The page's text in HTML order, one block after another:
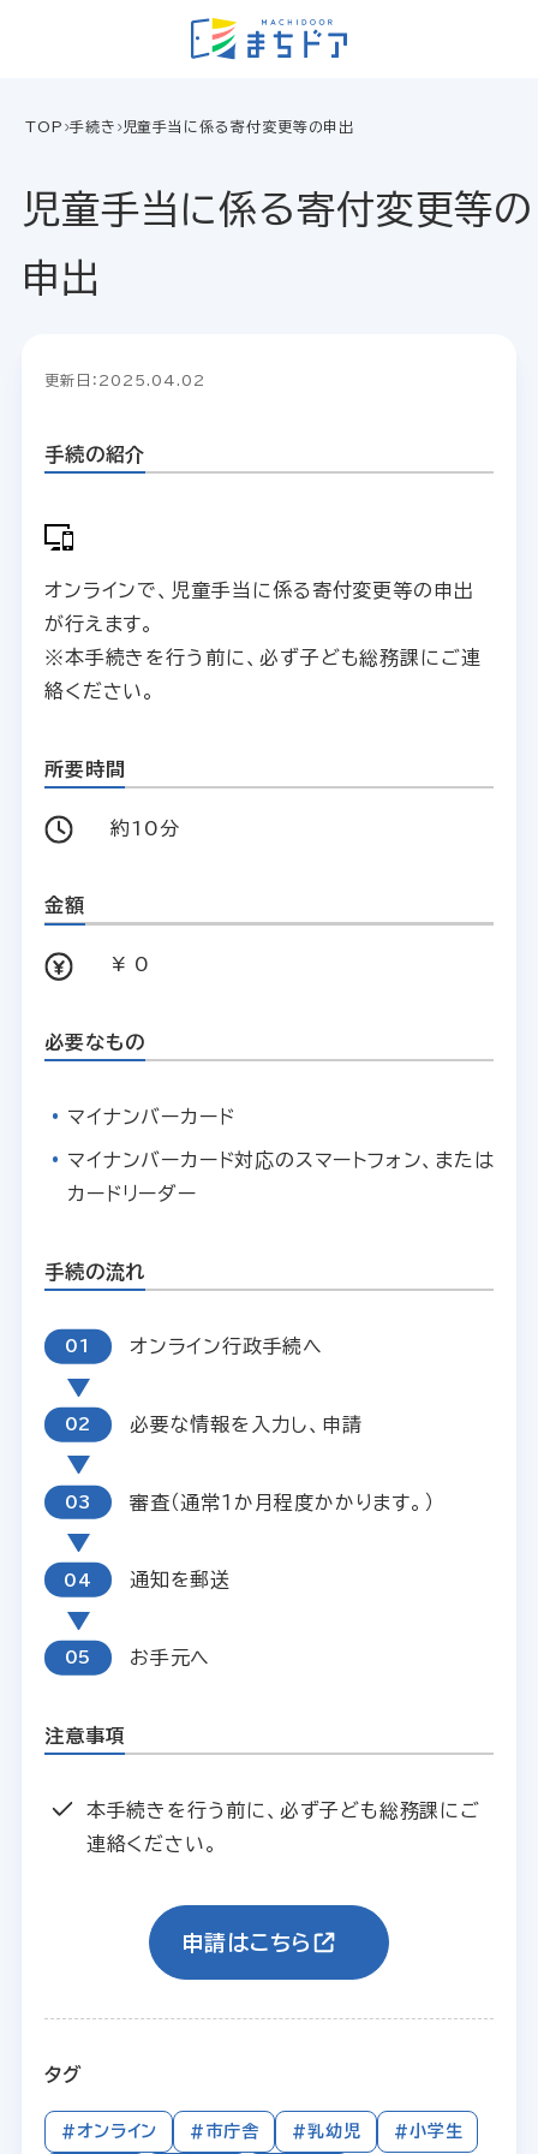
TOP 手続き 児童手当に係る寄付変更等の申出
児童手当に係る寄付変更等の
申出
更新日：2025.04.02
手続の紹介
オンラインで、児童手当に係る寄付変更等の申出
が行えます。
※本手続きを行う前に、必ず子ども総務課にご連
絡ください。
所要時間
約10分
金額
¥ 0
必要なもの
マイナンバーカード
マイナンバーカード対応のスマートフォン、または
カードリーダー
手続の流れ
オンライン行政手続へ
必要な情報を入力し、申請
審査（通常１か月程度かかります。）
通知を郵送
お手元へ
注意事項
本手続きを行う前に、必ず子ども総務課にご
連絡ください。
申請はこちら
タグ
#オンライン #市庁舎 #乳幼児 #小学生